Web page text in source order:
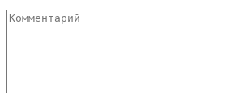
Комментарий